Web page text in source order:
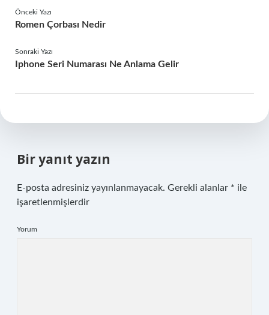
Önceki Yazı
Romen Çorbası Nedir
Sonraki Yazı
Iphone Seri Numarası Ne Anlama Gelir
Bir yanıt yazın
E-posta adresiniz yayınlanmayacak. Gerekli alanlar * ile
işaretlenmişlerdir
Yorum